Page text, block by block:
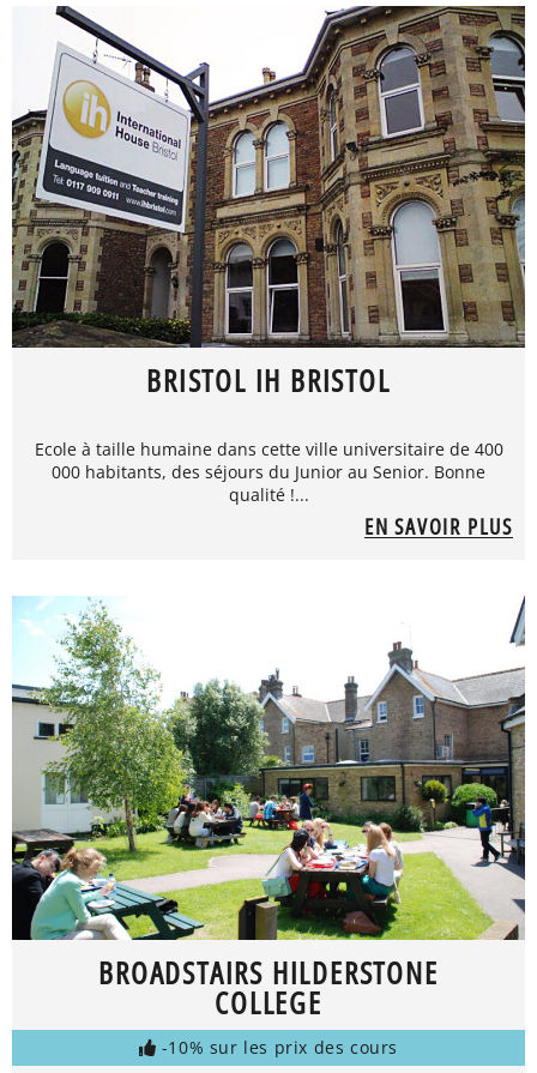
BRISTOL IH BRISTOL
Ecole à taille humaine dans cette ville universitaire de 400
000 habitants, des séjours du Junior au Senior. Bonne
qualité !...
EN SAVOIR PLUS
BROADSTAIRS HILDERSTONE
COLLEGE
-10% sur les prix des cours